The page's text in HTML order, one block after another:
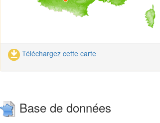
Téléchargez cette carte
Base de données